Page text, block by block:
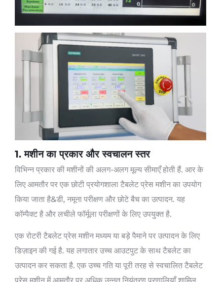
1. मशीन का प्रकार और स्वचालन स्तर
विभिन्न प्रकार की मशीनों की अलग-अलग मूल्य सीमाएँ होती हैं. आर के
लिए आमतौर पर एक छोटी प्रयोगशाला टैबलेट प्रेस मशीन का उपयोग
किया जाता है&डी, नमूना परीक्षण और छोटे बैच का उत्पादन. यह
कॉम्पैक्ट है और लचीले फॉर्मूला परीक्षणों के लिए उपयुक्त है.
एक रोटरी टैबलेट प्रेस मशीन मध्यम या बड़े पैमाने पर उत्पादन के लिए
डिज़ाइन की गई है. यह लगातार उच्च आउटपुट के साथ टैबलेट का
उत्पादन कर सकता है. एक उच्च गति या पूरी तरह से स्वचालित टैबलेट